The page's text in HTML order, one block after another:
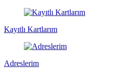
Kayıtlı Kartlarım
Adreslerim